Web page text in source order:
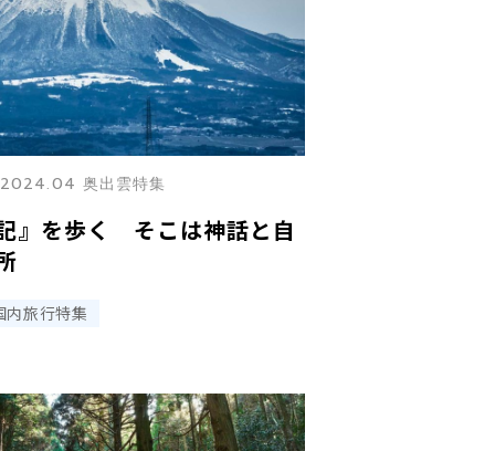
』を歩く そこは神話と自
2024.04 奥出雲特集
内旅行特集